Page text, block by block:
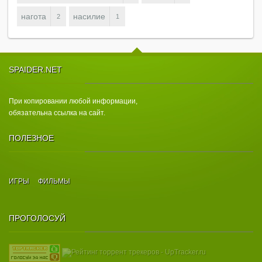
нагота 2 насилие 1
SPAIDER.NET
При копировании любой информации,
обязательна ссылка на сайт.
ПОЛЕЗНОЕ
ИГРЫ ФИЛЬМЫ
ПРОГОЛОСУЙ